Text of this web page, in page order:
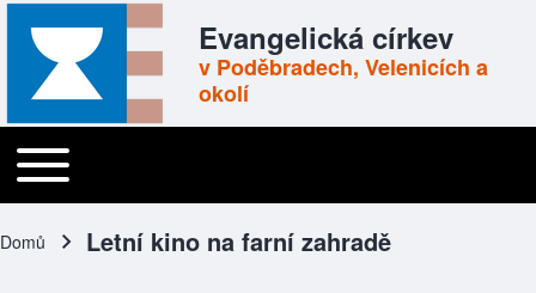
Evangelická církev
v Poděbradech, Velenicích a
okolí
Main navigation
Toggle main menu
Domů Letní kino na farní zahradě